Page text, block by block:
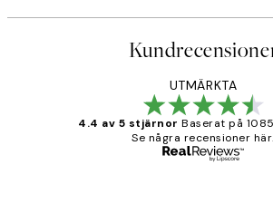
UTMÄRKTA
4.4 av 5 stjärnor Baserat på
Se några recensioner här.